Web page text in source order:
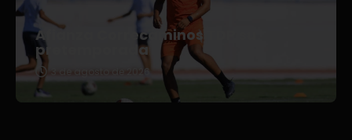
Afianza Correcaminos TDP su
pretemporada
3 de agosto de 2026